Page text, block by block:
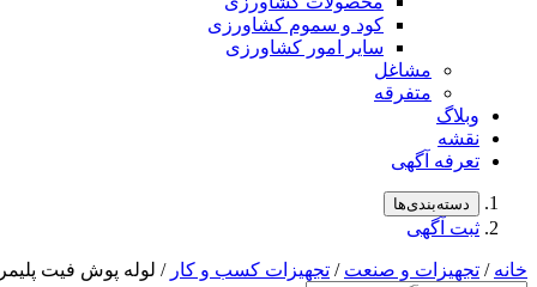
کود و سموم کشاورزی
سایر امور کشاورزی
مشاغل
متفرقه
وبلاگ
نقشه
تعرفه آگهی
دسته‌بندی‌ها
ثبت آگهی
خانه / تجهیزات و صنعت / تجهیزات کسب و کار / لوله پوش فیت